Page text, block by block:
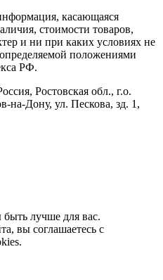
касающаяся
стоимости товаров,
и ни при каких условиях не
положениями
РФ.
Ростовская обл., г.о.
на-Дону, ул. Пескова, зд. 1,
лучше для вас.
вы соглашаетесь с